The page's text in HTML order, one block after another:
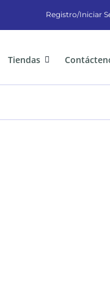
Registro/Iniciar
Tiendas